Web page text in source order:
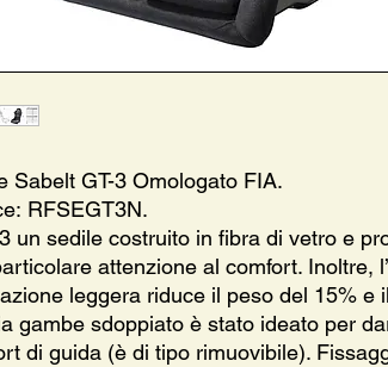
Sabelt GT-3 Omologato FIA.
RFSEGT3N.
un sedile costruito in fibra di vetro e
attenzione al comfort. Inoltre,
leggera riduce il peso del 15% e
gambe sdoppiato è stato ideato per
di guida (è di tipo rimuovibile).